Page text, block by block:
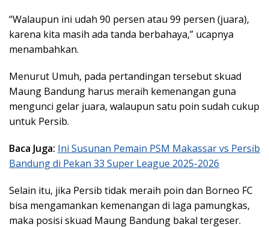
“Walaupun ini udah 90 persen atau 99 persen (juara),
karena kita masih ada tanda berbahaya,” ucapnya
menambahkan.
Menurut Umuh, pada pertandingan tersebut skuad
Maung Bandung harus meraih kemenangan guna
mengunci gelar juara, walaupun satu poin sudah cukup
untuk Persib.
Baca Juga: Ini Susunan Pemain PSM Makassar vs Persib
Bandung di Pekan 33 Super League 2025-2026
Selain itu, jika Persib tidak meraih poin dan Borneo FC
bisa mengamankan kemenangan di laga pamungkas,
maka posisi skuad Maung Bandung bakal tergeser.